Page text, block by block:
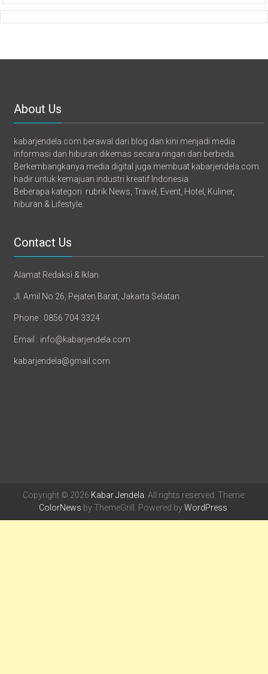
About Us
kabarjendela.com berawal dari blog dan kini menjadi media
informasi dan hiburan dikemas secara ringan dan berbeda.
Berkembangkanya media digital juga membuat kabarjendela.com
hadir untuk kemajuan industri kreatif Indonesia.
Beberapa kategori rubrik News, Travel, Event, Hotel, Kuliner,
hiburan & Lifestyle.
Contact Us
Alamat Redaksi & Iklan
Jl. Amil No 26, Pejaten Barat, Jakarta Selatan
Phone : 0856 704 3324
Email : info@kabarjendela.com
kabarjendela@gmail.com
Copyright © 2026 Kabar Jendela . All rights reserved. Theme:
ColorNews by ThemeGrill. Powered byWordPress